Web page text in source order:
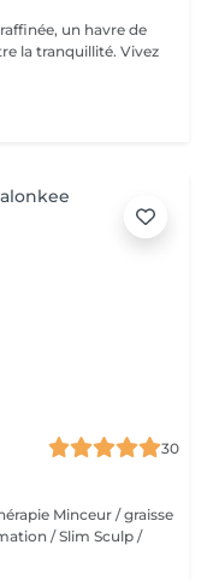
un havre de
la tranquillité. Vivez
30
Minceur / graisse
/ Slim Sculp /